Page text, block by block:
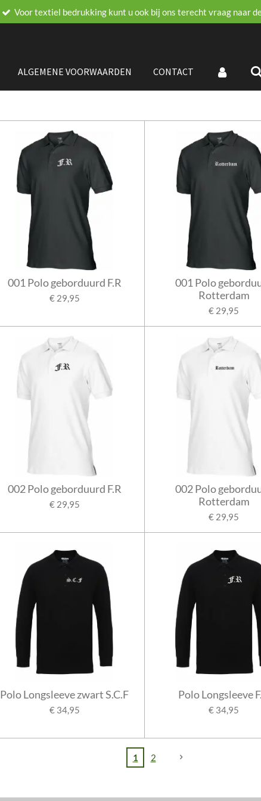
Voor textiel bedrukking kunt u ook bij ons terecht vraag naar
ALGEMENE VOORWAARDEN CONTACT
001 Polo geborduurd F.R
€ 29,95
001 Polo
Rotterdam
€ 29,95
002 Polo geborduurd F.R
€ 29,95
002 Polo
Rotterdam
€ 29,95
Polo Longsleeve zwart S.C.F
€ 34,95
Polo Longsleeve
€ 34,95
1 2